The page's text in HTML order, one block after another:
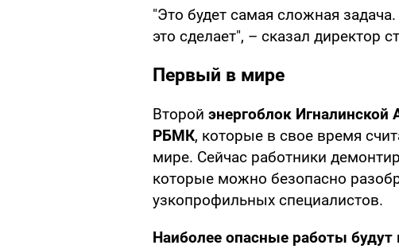
"Это будет самая сложная
это сделает", – сказал директор
Первый в мире
Второй энергоблок
РБМК, которые в свое время
мире. Сейчас работники
которые можно безопасно
узкопрофильных специалистов.
Наиболее опасные работы